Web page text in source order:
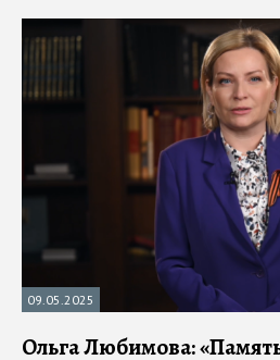
09.05.2025
Ольга Любимова: